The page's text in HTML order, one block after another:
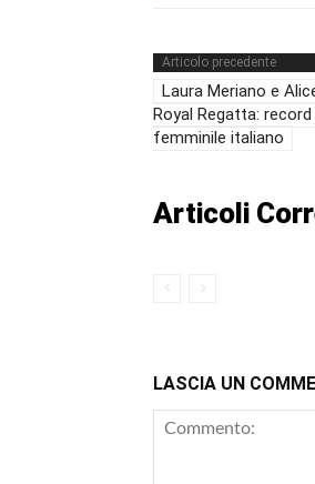
Articolo precedente
Laura Meriano e
Royal Regatta:
femminile italiano
Articoli
LASCIA UN